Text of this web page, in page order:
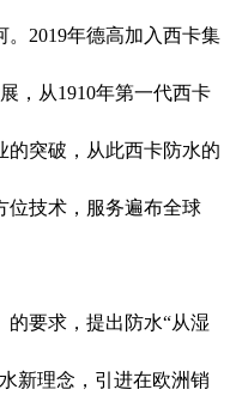
2019年德高加入西卡集
，从1910年第一代西卡
的突破，从此西卡防水的
位技术，服务遍布全球
要求，提出防水“从湿
新理念，引进在欧洲销